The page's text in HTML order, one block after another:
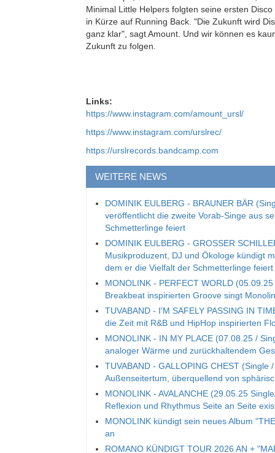
Minimal Little Helpers folgten seine ersten
in Kürze auf Running Back. "Die Zukunft wird
ganz klar", sagt Amount. Und wir können es
Zukunft zu folgen.
Links:
https://www.instagram.com/amount_ursl/
https://www.instagram.com/urslrec/
https://urslrecords.bandcamp.com
WEITERE NEWS
DOMINIK EULBERG - BRAUNER BÄR
veröffentlicht die zweite Vorab-Singe aus
Schmetterlinge feiert
DOMINIK EULBERG - GROSSER
Musikproduzent, DJ und Ökologe kündigt
dem er die Vielfalt der Schmetterlinge feiert
MONOLINK - PERFECT WORLD
Breakbeat inspirierten Groove singt
TUVABAND - I'M SAFELY PASSING IN
die Zeit mit R&B und HipHop inspirierten
MONOLINK - IN MY PLACE (07.08.25 /
analoger Wärme und zurückhaltendem
TUVABAND - GALLOPING CHEST
Außenseitertum, überquellend von
MONOLINK - AVALANCHE (29.05.25
Reflexion und Rhythmus Seite an Seite
MONOLINK kündigt sein neues Album
an
ROMANO KÜNDIGT TOUR 2026 AN +